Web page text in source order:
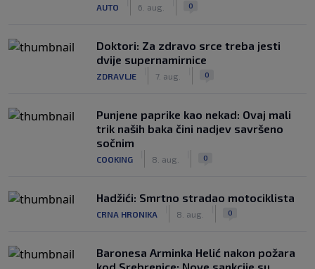
AUTO 6. aug. 0
Doktori: Za zdravo srce treba jesti
dvije supernamirnice
ZDRAVLJE 7. aug. 0
Punjene paprike kao nekad: Ovaj mali
trik naših baka čini nadjev savršeno
sočnim
COOKING 8. aug. 0
Hadžići: Smrtno stradao motociklista
CRNA HRONIKA 8. aug. 0
Baronesa Arminka Helić nakon požara